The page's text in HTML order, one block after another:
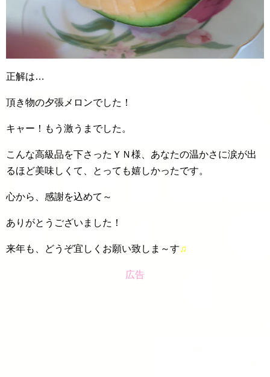
正解は…
頂き物の夕張メロンでした！
キャー！もう激うまでした。
こんな高級品を下さったＹＮ様、あなたの温かさに涙が出
るほど美味しくて、とっても嬉しかったです。
心から、感謝を込めて～
ありがとうございました！
来年も、どうぞ宜しくお願い致しま～す♫
広告